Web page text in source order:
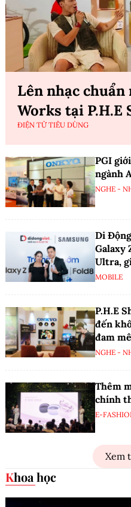
Lên nhạc chuẩn
Works tại P.H.E
ĐIỆN TỬ TIÊU DÙNG
PGI
ngành
NGHE -
Di
Galaxy
Ultra,
MOBILE
P.H.E
đến
đam
NGHE -
Thêm
chính
E-
Xem
Khoa học